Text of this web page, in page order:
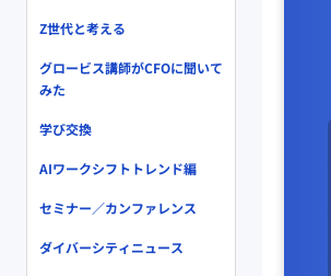
Z世代と考える
グロービス講師がCFOに聞いて
みた
学び交換
AIワークシフトトレンド編
セミナー／カンファレンス
ダイバーシティニュース